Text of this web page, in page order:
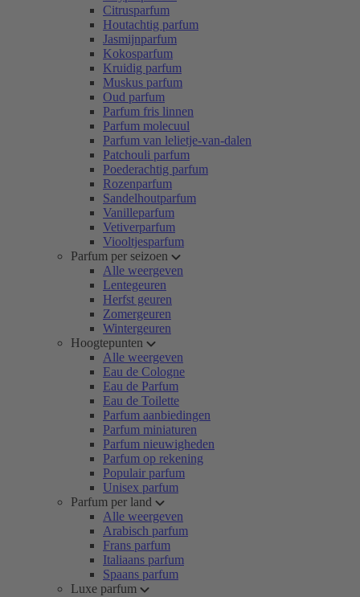
Citrusparfum
Houtachtig parfum
Jasmijnparfum
Kokosparfum
Kruidig parfum
Muskus parfum
Oud parfum
Parfum fris linnen
Parfum molecuul
Parfum van lelietje-van-dalen
Patchouli parfum
Poederachtig parfum
Rozenparfum
Sandelhoutparfum
Vanilleparfum
Vetiverparfum
Viooltjesparfum
Parfum per seizoen
Alle weergeven
Lentegeuren
Herfst geuren
Zomergeuren
Wintergeuren
Hoogtepunten
Alle weergeven
Eau de Cologne
Eau de Parfum
Eau de Toilette
Parfum aanbiedingen
Parfum miniaturen
Parfum nieuwigheden
Parfum op rekening
Populair parfum
Unisex parfum
Parfum per land
Alle weergeven
Arabisch parfum
Frans parfum
Italiaans parfum
Spaans parfum
Luxe parfum